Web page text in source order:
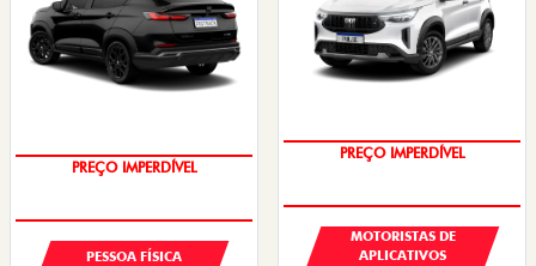
OPORTUNIDADE
PESSOA FÍSICA
PREÇO IMPERDÍVEL
MOTORISTAS DE
APLICATIVOS